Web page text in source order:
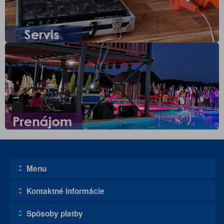
Menu
Úvodná stránka
Obchodné podmienky
Kontaktné informácie
Adresa:
Spôsoby platby